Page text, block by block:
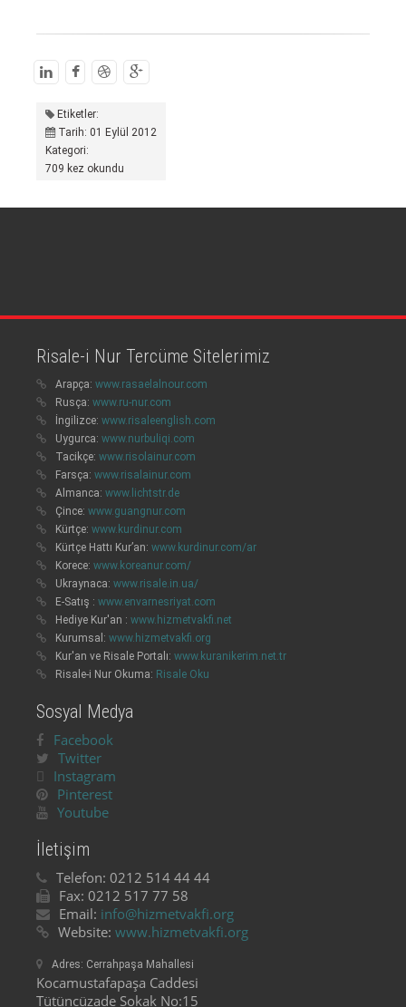
Etiketler:
Tarih: 01 Eylül 2012
Kategori:
709 kez okundu
Risale-i Nur Tercüme Sitelerimiz
Arapça: www.rasaelalnour.com
Rusça: www.ru-nur.com
İngilizce: www.risaleenglish.com
Uygurca: www.nurbuliqi.com
Tacikçe: www.risolainur.com
Farsça: www.risalainur.com
Almanca: www.lichtstr.de
Çince: www.guangnur.com
Kürtçe: www.kurdinur.com
Kürtçe Hattı Kur’an: www.kurdinur.com/ar
Korece: www.koreanur.com/
Ukraynaca: www.risale.in.ua/
E-Satış : www.envarnesriyat.com
Hediye Kur'an : www.hizmetvakfi.net
Kurumsal: www.hizmetvakfi.org
Kur'an ve Risale Portalı: www.kuranikerim.net.tr
Risale-i Nur Okuma: Risale Oku
Sosyal Medya
Facebook
Twitter
Instagram
Pinterest
Youtube
İletişim
Telefon: 0212 514 44 44
Fax: 0212 517 77 58
Email: info@hizmetvakfi.org
Website: www.hizmetvakfi.org
Adres: Cerrahpaşa Mahallesi
Kocamustafapaşa Caddesi
Tütüncüzade Sokak No:15